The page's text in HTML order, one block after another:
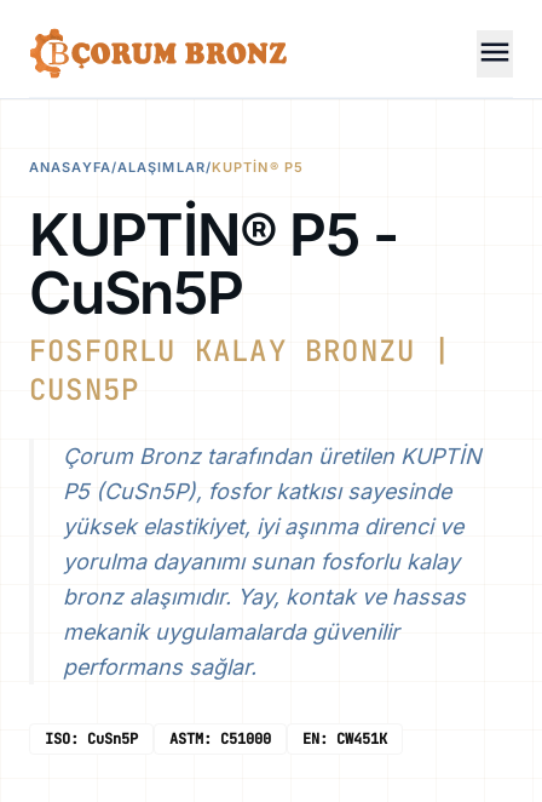
menu
ANASAYFA/ALAŞIMLAR/KUPTİN® P5
KUPTİN® P5 -
CuSn5P
FOSFORLU KALAY BRONZU |
CUSN5P
Çorum Bronz tarafından üretilen KUPTİN
P5 (CuSn5P), fosfor katkısı sayesinde
yüksek elastikiyet, iyi aşınma direnci ve
yorulma dayanımı sunan fosforlu kalay
bronz alaşımıdır. Yay, kontak ve hassas
mekanik uygulamalarda güvenilir
performans sağlar.
ISO: CuSn5P ASTM: C51000 EN: CW451K